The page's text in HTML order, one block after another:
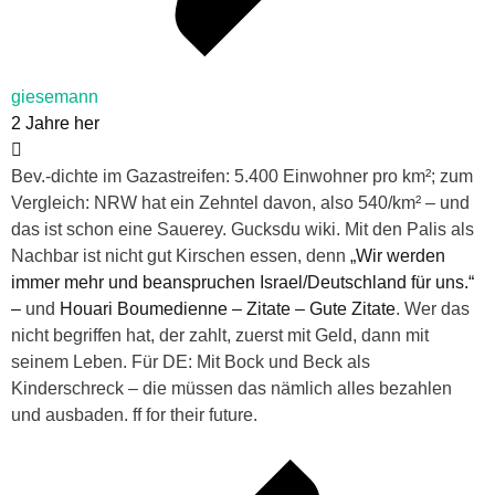
giesemann
2 Jahre her
Bev.-dichte im Gazastreifen: 5.400 Einwohner pro km²; zum
Vergleich: NRW hat ein Zehntel davon, also 540/km² – und
das ist schon eine Sauerey. Gucksdu wiki. Mit den Palis als
Nachbar ist nicht gut Kirschen essen, denn „Wir werden
immer mehr und beanspruchen Israel/Deutschland für uns.“
– und Houari Boumedienne – Zitate – Gute Zitate. Wer das
nicht begriffen hat, der zahlt, zuerst mit Geld, dann mit
seinem Leben. Für DE: Mit Bock und Beck als
Kinderschreck – die müssen das nämlich alles bezahlen
und ausbaden. ff for their future.